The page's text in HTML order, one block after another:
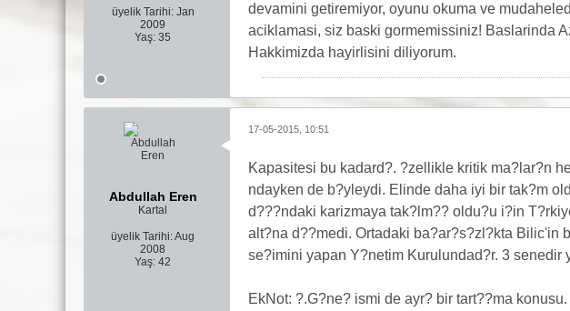
üyelik Tarihi: Jan
2009
Yaş: 35
devamini getiremiyor, oyunu okuma ve
aciklamasi, siz baski gormemissiniz! Baslarinda
Hakkimizda hayirlisini diliyorum.
Abdullah Eren
Kartal
üyelik Tarihi:Aug
2008
Yaş: 42
17-05-2015, 10:51
Kapasitesi bu kadard?. ?zellikle kritik ma?lar?n
ndayken de b?yleydi. Elinde daha iyi bir tak?m
d???ndaki karizmaya tak?lm?? oldu?u i?in
alt?na d??medi. Ortadaki ba?ar?s?zl?kta Bilic'in
se?imini yapan Y?netim Kurulundad?r. 3
EkNot: ?.G?ne? ismi de ayr? bir tart??ma